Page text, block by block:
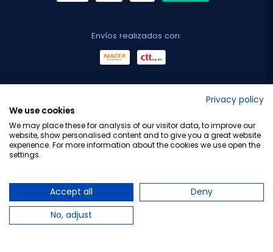
Envíos realizados con:
Privacy policy
We use cookies
We may place these for analysis of our visitor data, to improve our
website, show personalised content and to give you a great website
experience. For more information about the cookies we use open the
settings.
Accept all
Deny
No, adjust